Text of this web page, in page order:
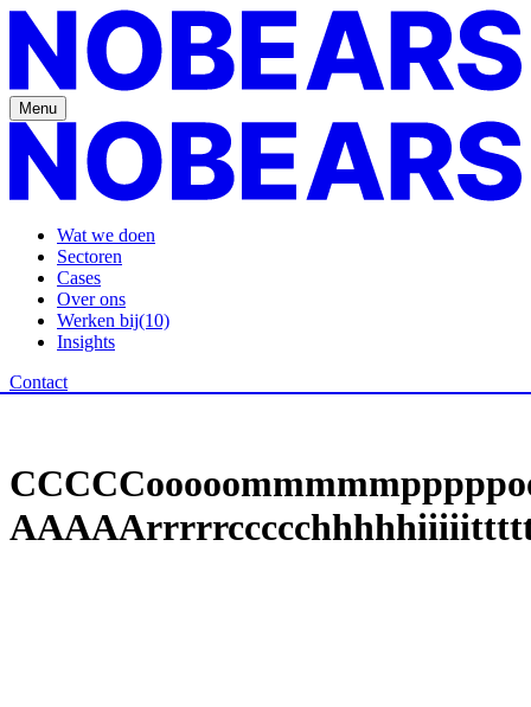
Menu
Wat we doen
Sectoren
Cases
Over ons
Werken bij(10)
Insights
Contact
CCCCCooooommmmmpppppo
AAAAArrrrrccccchhhhhiiiiitttt